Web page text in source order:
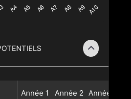
Année 1 Année 2 Année